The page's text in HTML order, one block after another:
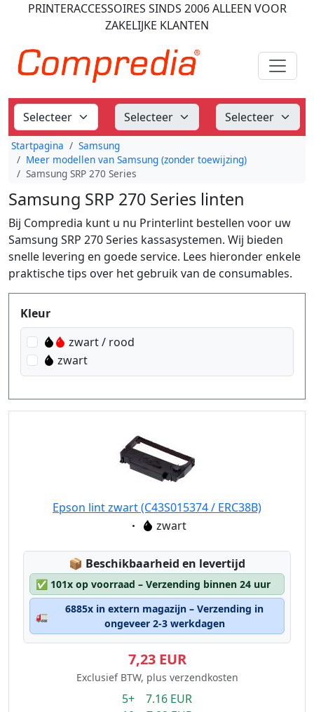
PRINTERACCESSOIRES SINDS 2006ALLEEN VOOR
ZAKELIJKE KLANTEN
Startpagina
Samsung
Meer modellen van Samsung (zonder toewijzing)
Samsung SRP 270 Series
Samsung SRP 270 Series linten
Bij Compredia kunt u nu Printerlint bestellen voor uw
Samsung SRP 270 Series kassasystemen. Wij bieden
snelle levering en goede service. Lees hieronder enkele
praktische tips over het gebruik van de consumables.
Produktfilter
Kleur
zwart / rood
zwart
Epson lint zwart (C43S015374 / ERC38B)
Eigenschaft:
zwart
📦 Lagerstatus:
Beschikbaarheid en levertijd
✅ 101x op voorraad – Verzending binnen 24 uur
🚛
6885x in extern magazijn – Verzending in
ongeveer 2-3 werkdagen
7,23 EUR
Exclusief BTW, plus verzendkosten
5+ 7.16 EUR